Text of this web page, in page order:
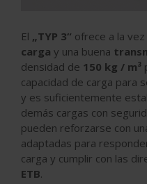
El „TYP 3“ ofrece a la vez
carga y una buena
densidad de 150 kg / m³
capacidad de carga para
y es suficientemente
demás cargas con
pueden reforzarse con
adaptadas para
carga y cumplir con las
ETB.